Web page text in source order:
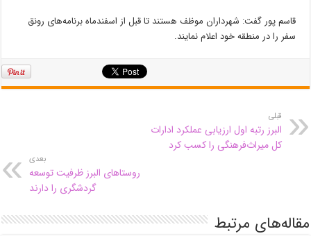
قاسم پور گفت: شهرداران موظف هستند تا قبل از اسفندماه برنامه‌های رونق
سفر را در منطقه خود اعلام نمایند.
قبلی
البرز رتبه اول ارزیابی عملکرد ادارات
کل میراث‌فرهنگی را کسب کرد
بعدی
روستاهای البرز ظرفیت توسعه
گردشگری را دارند
مقاله‌های مرتبط